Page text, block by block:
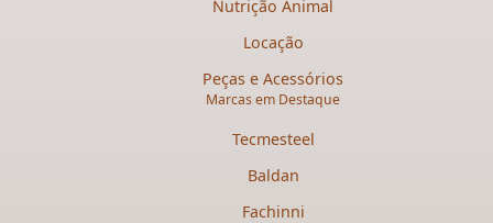
Nutrição Animal
Locação
Peças e Acessórios
Marcas em Destaque
Tecmesteel
Baldan
Fachinni